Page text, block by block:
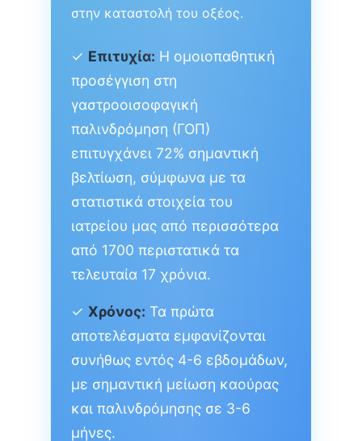
στην καταστολή του οξέος.
✓ Επιτυχία: Η ομοιοπαθητική
προσέγγιση στη
γαστροοισοφαγική
παλινδρόμηση (ΓΟΠ)
επιτυγχάνει 72% σημαντική
βελτίωση, σύμφωνα με τα
στατιστικά στοιχεία του
ιατρείου μας από περισσότερα
από 1700 περιστατικά τα
τελευταία 17 χρόνια.
✓ Χρόνος: Τα πρώτα
αποτελέσματα εμφανίζονται
συνήθως εντός 4-6 εβδομάδων,
με σημαντική μείωση καούρας
και παλινδρόμησης σε 3-6
μήνες.